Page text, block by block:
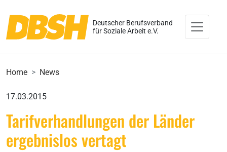
Deutscher Berufsverband
für Soziale Arbeit e.V.
Home News
17.03.2015
Tarifverhandlungen der Länder
ergebnislos vertagt